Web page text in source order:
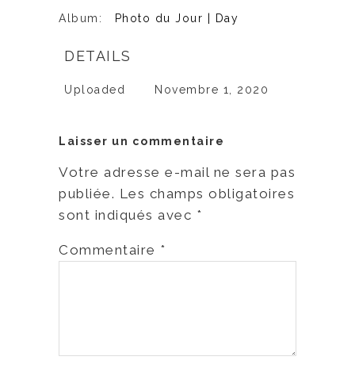
Album: Photo du Jour | Day
DETAILS
Uploaded Novembre 1, 2020
Laisser un commentaire
Votre adresse e-mail ne sera pas
publiée. Les champs obligatoires
sont indiqués avec *
Commentaire *